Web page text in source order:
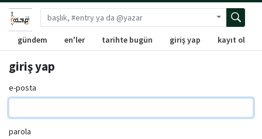
Gelişmiş
gündem en'ler tarihte bugün giriş yap kayıt ol
giriş yap
e-posta
parola